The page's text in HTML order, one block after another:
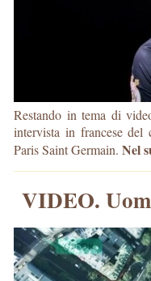
Restando in tema di
intervista in francese
Paris Saint Germain. Nel
VIDEO.